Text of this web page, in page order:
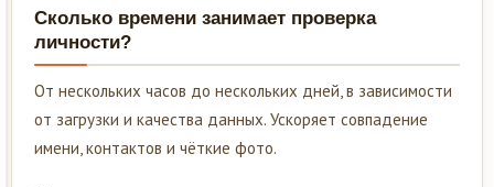
Сколько времени занимает проверка
личности?
От нескольких часов до нескольких дней, в зависимости
от загрузки и качества данных. Ускоряет совпадение
имени, контактов и чёткие фото.